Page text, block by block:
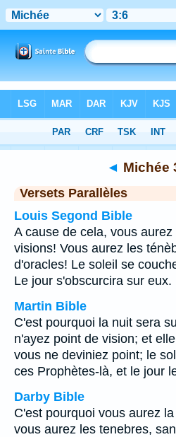
Chapitre 3> Verset 6
◄ Michée
Versets Parallèles
Louis Segond Bible
A cause de cela, vous
visions! Vous aurez les
d'oracles! Le soleil se
Le jour s'obscurcira sur eux.
Martin Bible
C'est pourquoi la nuit sera
n'ayez point de vision; et
vous ne deviniez point; le
ces Prophètes-là, et le jour
Darby Bible
C'est pourquoi vous aurez
vous aurez les tenebres,